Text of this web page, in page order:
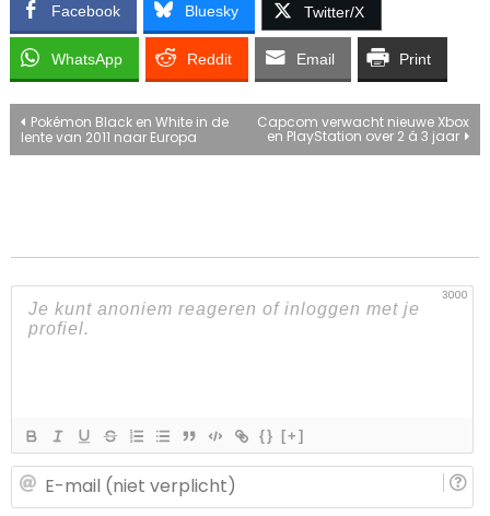
Facebook Bluesky Twitter/X
WhatsApp Reddit Email Print
Bericht
Pokémon Black en White in de
lente van 2011 naar Europa
Capcom verwacht nieuwe Xbox
en PlayStation over 2 á 3 jaar
3000
{} [+]